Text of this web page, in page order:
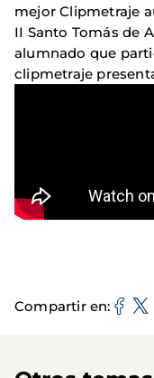
mejor Clipmetraje
II Santo Tomás de
alumnado que
clipmetraje
Compartir en